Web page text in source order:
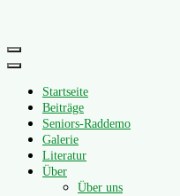
Primäres
Menü
Startseite
Beiträge
Seniors-Raddemo
Galerie
Literatur
Über
Über uns